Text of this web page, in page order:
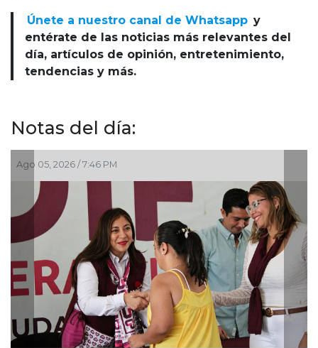
Únete a nuestro canal de Whatsapp y
entérate de las noticias más relevantes del
día, artículos de opinión, entretenimiento,
tendencias y más.
Notas del día:
Ago 05, 2026 / 7:46 PM